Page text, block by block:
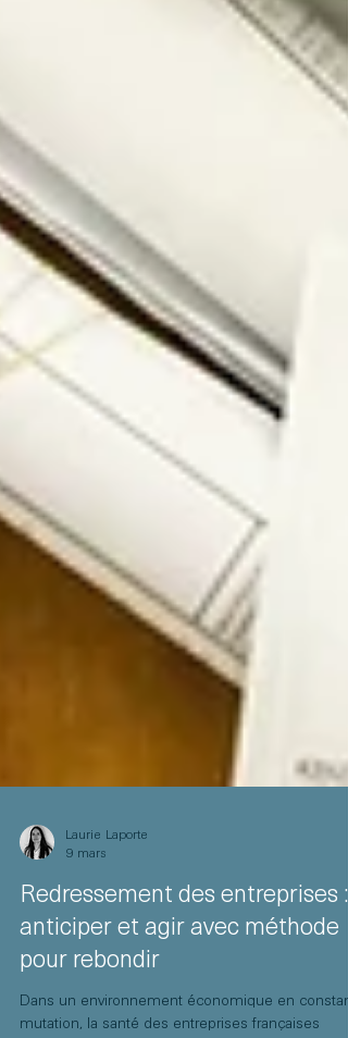
9 mars
Redressement des entreprises :
anticiper et agir avec méthode
pour rebondir